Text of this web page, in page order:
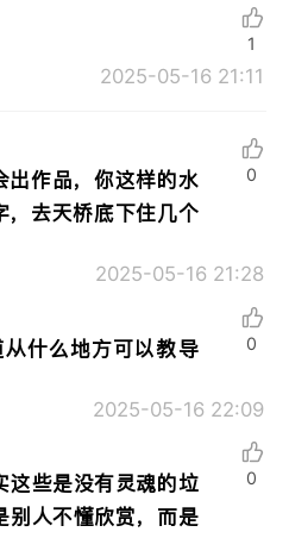
2025-05-16 21:11
1
出作品，你这样的水
，去天桥底下住几个
2025-05-16 21:28
0
什么地方可以教导
2025-05-16 22:09
0
这些是没有灵魂的垃
别人不懂欣赏，而是
0